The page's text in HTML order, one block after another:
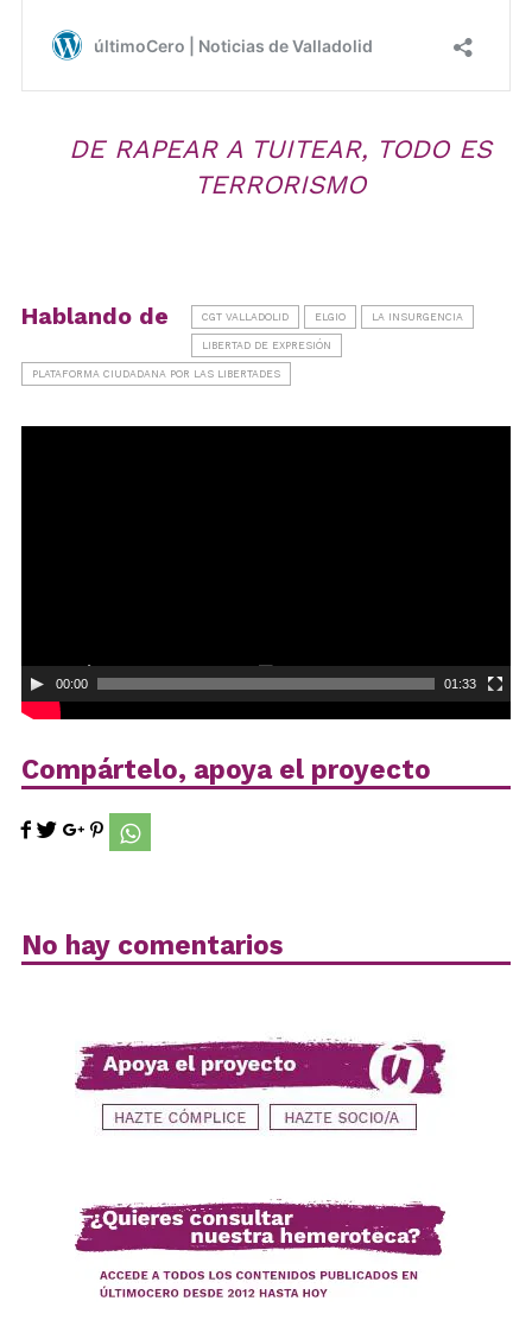
DE RAPEAR A TUITEAR, TODO ES
TERRORISMO
Hablando de CGT VALLADOLID ELGIO LA INSURGENCIA
LIBERTAD DE EXPRESIÓN
PLATAFORMA CIUDADANA POR LAS LIBERTADES
00:00 01:33
Compártelo, apoya el proyecto
No hay comentarios